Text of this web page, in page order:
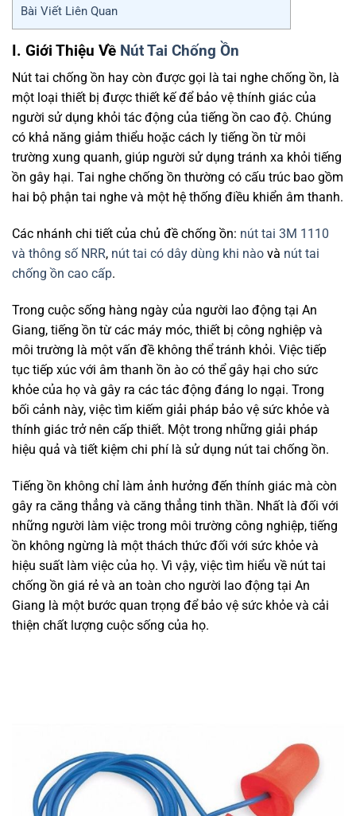
Bài Viết Liên Quan
I. Giới Thiệu Về Nút Tai Chống Ồn
Nút tai chống ồn hay còn được gọi là tai nghe chống ồn, là
một loại thiết bị được thiết kế để bảo vệ thính giác của
người sử dụng khỏi tác động của tiếng ồn cao độ. Chúng
có khả năng giảm thiểu hoặc cách ly tiếng ồn từ môi
trường xung quanh, giúp người sử dụng tránh xa khỏi tiếng
ồn gây hại. Tai nghe chống ồn thường có cấu trúc bao gồm
hai bộ phận tai nghe và một hệ thống điều khiển âm thanh.
Các nhánh chi tiết của chủ đề chống ồn: nút tai 3M 1110
và thông số NRR, nút tai có dây dùng khi nào và nút tai
chống ồn cao cấp.
Trong cuộc sống hàng ngày của người lao động tại An
Giang, tiếng ồn từ các máy móc, thiết bị công nghiệp và
môi trường là một vấn đề không thể tránh khỏi. Việc tiếp
tục tiếp xúc với âm thanh ồn ào có thể gây hại cho sức
khỏe của họ và gây ra các tác động đáng lo ngại. Trong
bối cảnh này, việc tìm kiếm giải pháp bảo vệ sức khỏe và
thính giác trở nên cấp thiết. Một trong những giải pháp
hiệu quả và tiết kiệm chi phí là sử dụng nút tai chống ồn.
Tiếng ồn không chỉ làm ảnh hưởng đến thính giác mà còn
gây ra căng thẳng và căng thẳng tinh thần. Nhất là đối với
những người làm việc trong môi trường công nghiệp, tiếng
ồn không ngừng là một thách thức đối với sức khỏe và
hiệu suất làm việc của họ. Vì vậy, việc tìm hiểu về nút tai
chống ồn giá rẻ và an toàn cho người lao động tại An
Giang là một bước quan trọng để bảo vệ sức khỏe và cải
thiện chất lượng cuộc sống của họ.